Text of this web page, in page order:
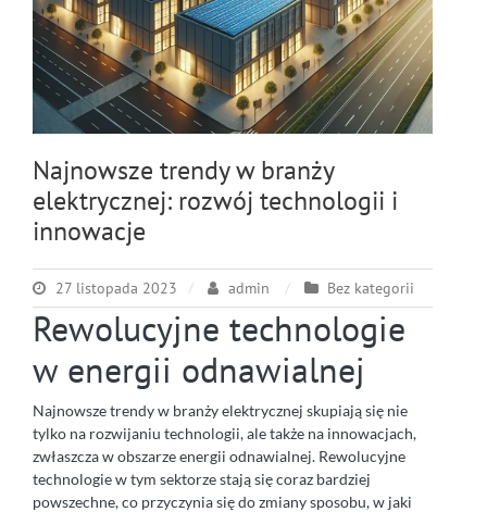
Najnowsze trendy w branży
elektrycznej: rozwój technologii i
innowacje
27 listopada 2023 admin Bez kategorii
Rewolucyjne technologie
w energii odnawialnej
Najnowsze trendy w branży elektrycznej skupiają się nie
tylko na rozwijaniu technologii, ale także na innowacjach,
zwłaszcza w obszarze energii odnawialnej. Rewolucyjne
technologie w tym sektorze stają się coraz bardziej
powszechne, co przyczynia się do zmiany sposobu, w jaki